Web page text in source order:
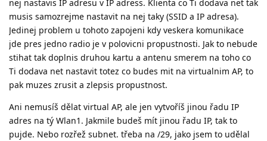
nej nastavis IP adresu v IP adress. Klienta co Ti dodava net tak
musis samozrejme nastavit na nej taky (SSID a IP adresa).
Jedinej problem u tohoto zapojeni kdy veskera komunikace
jde pres jedno radio je v polovicni propustnosti. Jak to nebude
stihat tak doplnis druhou kartu a antenu smerem na toho co
Ti dodava net nastavit totez co budes mit na virtualnim AP, to
pak muzes zrusit a zlepsis propustnost.
Ani nemusíš dělat virtual AP, ale jen vytvoříš jinou řadu IP
adres na tý Wlan1. Jakmile budeš mít jinou řadu IP, tak to
pujde. Nebo rozřež subnet. třeba na /29, jako jsem to udělal